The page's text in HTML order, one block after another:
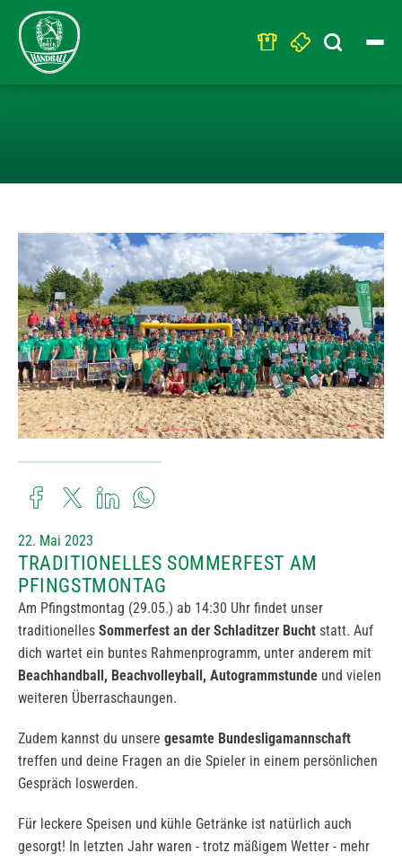
Search
for:
22. Mai 2023
TRADITIONELLES SOMMERFEST AM
PFINGSTMONTAG
Am Pfingstmontag (29.05.) ab 14:30 Uhr findet unser
traditionelles Sommerfest an der Schladitzer Bucht statt. Auf
dich wartet ein buntes Rahmenprogramm, unter anderem mit
Beachhandball, Beachvolleyball, Autogrammstunde und vielen
weiteren Überraschaungen.
Zudem kannst du unsere gesamte Bundesligamannschaft
treffen und deine Fragen an die Spieler in einem persönlichen
Gespräch loswerden.
Für leckere Speisen und kühle Getränke ist natürlich auch
gesorgt! In letzten Jahr waren - trotz mäßigem Wetter - mehr